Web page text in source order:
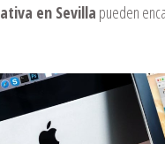
en Sevilla pueden